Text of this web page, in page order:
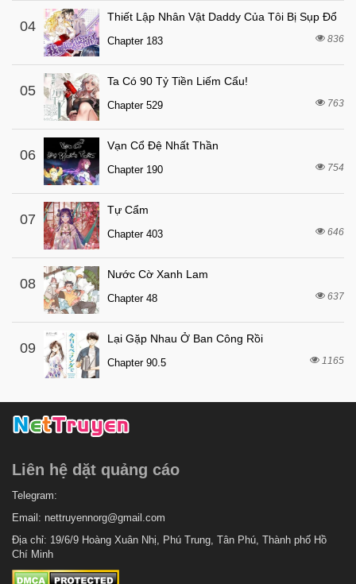
Chapter 13 6 tháng trước
Chapter 12
Chapter 11 6 tháng trước
Chapter 10
Chapter 9 6 tháng trước
Chapter 8
Chapter 7
Chapter 6
Chapter 5
Chapter 4 6 tháng trước
Chapter 3
Chapter 2
Chapter 1 6 tháng trước
04
Thiết Lập Nhân Vật Daddy Của Tôi Bị Sụp Đổ
Chapter 183 836
05
Ta Có 90 Tỷ Tiền Liếm Cẩu!
Chapter 529 763
06
Vạn Cổ Đệ Nhất Thần
Chapter 190 754
07
Tự Cẩm
Chapter 403 646
08
Nước Cờ Xanh Lam
Chapter 48 637
09
Lại Gặp Nhau Ở Ban Công Rồi
Chapter 90.5 1165
Liên hệ dặt quảng cáo
Telegram:
Email: nettruyennorg@gmail.com
Địa chỉ: 19/6/9 Hoàng Xuân Nhị, Phú Trung, Tân Phú, Thành phố Hồ
Chí Minh